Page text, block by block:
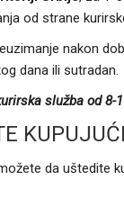
od strane
nakon
dana ili sutradan.
služba od 8-
KUPUJUĆI
da uštedite